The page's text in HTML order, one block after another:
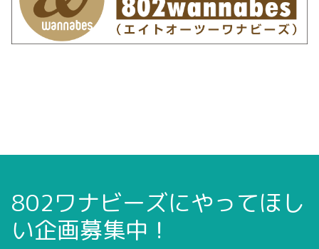
802ワナビーズにやってほし
い企画募集中！